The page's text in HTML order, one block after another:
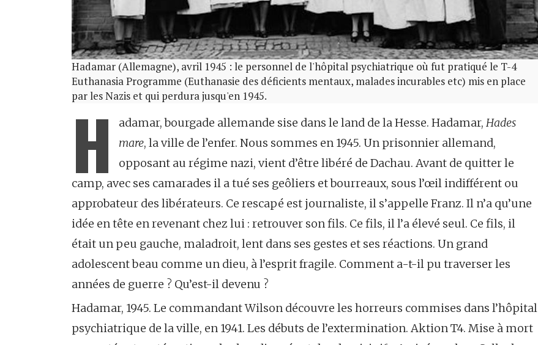
Hadamar (Allemagne), avril 1945 : le personnel de l'hôpital psychiatrique où fut pratiqué le T-4
Euthanasia Programme (Euthanasie des déficients mentaux, malades incurables etc) mis en place
par les Nazis et qui perdura jusqu'en 1945.
H adamar, bourgade allemande sise dans le land de la Hesse. Hadamar, Hades
mare, la ville de l’enfer. Nous sommes en 1945. Un prisonnier allemand,
opposant au régime nazi, vient d’être libéré de Dachau. Avant de quitter le
camp, avec ses camarades il a tué ses geôliers et bourreaux, sous l’œil indifférent ou
approbateur des libérateurs. Ce rescapé est journaliste, il s’appelle Franz. Il n’a qu’une
idée en tête en revenant chez lui : retrouver son fils. Ce fils, il l’a élevé seul. Ce fils, il
était un peu gauche, maladroit, lent dans ses gestes et ses réactions. Un grand
adolescent beau comme un dieu, à l’esprit fragile. Comment a-t-il pu traverser les
années de guerre ? Qu’est-il devenu ?
Hadamar, 1945. Le commandant Wilson découvre les horreurs commises dans l’hôpital
psychiatrique de la ville, en 1941. Les débuts de l’extermination. Aktion T4. Mise à mort